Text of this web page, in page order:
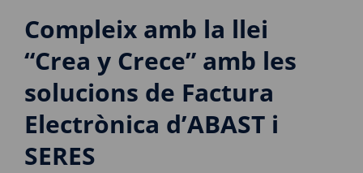
Compleix amb la llei
“Crea y Crece” amb les
solucions de Factura
Electrònica d’ABAST i
SERES